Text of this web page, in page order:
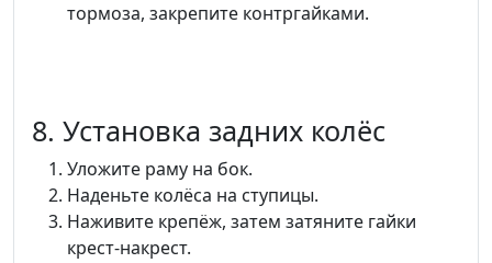
тормоза, закрепите контргайками.
8. Установка задних колёс
Уложите раму на бок.
Наденьте колёса на ступицы.
Наживите крепёж, затем затяните гайки
крест-накрест.